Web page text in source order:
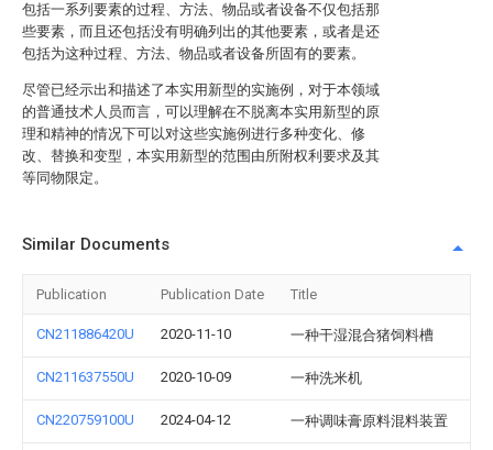
包括一系列要素的过程、方法、物品或者设备不仅包括那
些要素，而且还包括没有明确列出的其他要素，或者是还
包括为这种过程、方法、物品或者设备所固有的要素。
尽管已经示出和描述了本实用新型的实施例，对于本领域
的普通技术人员而言，可以理解在不脱离本实用新型的原
理和精神的情况下可以对这些实施例进行多种变化、修
改、替换和变型，本实用新型的范围由所附权利要求及其
等同物限定。
Similar Documents
Publication Publication Date Title
CN211886420U 2020-11-10 一种干湿混合猪饲料槽
CN211637550U 2020-10-09 一种洗米机
CN220759100U 2024-04-12 一种调味膏原料混料装置